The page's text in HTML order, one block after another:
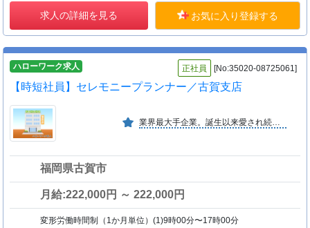
求人の詳細を見る お気に入り登録する
ハローワーク求人 正社員 [No:35020-08725061]
【時短社員】セレモニープランナー／古賀支店
業界最大手企業。誕生以来愛され続け、全国で会員数８４万口を超え、更に成長を続けています。結婚式場：ノートルダム等、葬祭式場：典礼会館、介護事業：シャングリラで知名度抜群の企業です。
福岡県古賀市
月給:222,000円 ～ 222,000円
変形労働時間制（1か月単位）(1)9時00分〜17時00分